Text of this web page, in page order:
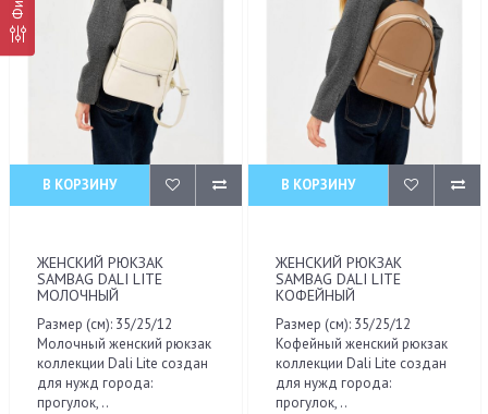
В КОРЗИНУ
ЖЕНСКИЙ РЮКЗАК
SAMBAG DALI LITE
МОЛОЧНЫЙ
Размер (см): 35/25/12
Молочный женский рюкзак
коллекции Dali Lite создан
для нужд города:
прогулок, ..
В КОРЗИНУ
ЖЕНСКИЙ РЮКЗАК
SAMBAG DALI LITE
КОФЕЙНЫЙ
Размер (см): 35/25/12
Кофейный женский рюкзак
коллекции Dali Lite создан
для нужд города:
прогулок, ..